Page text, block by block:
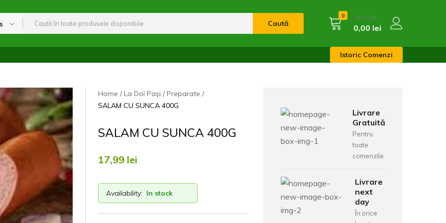
Caută
0 Your Cart
0,00 lei
Istoric Comenzi
Home La Doi Pași
Preparate
SALAM CU SUNCA 400G
SALAM CU SUNCA 400G
17,99 lei
Availability: In stock
Livrare
Gratuită
Pentru
toate
comenzile
Livrare
next
day
În orice